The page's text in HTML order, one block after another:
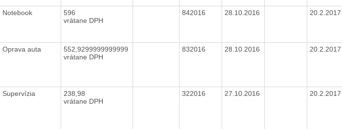
Notebook
596
vrátane DPH
842016 28.10.2016
Oprava auta
552,9299999999999
vrátane DPH
832016 28.10.2016
Supervízia
238,98
vrátane DPH
322016 27.10.2016